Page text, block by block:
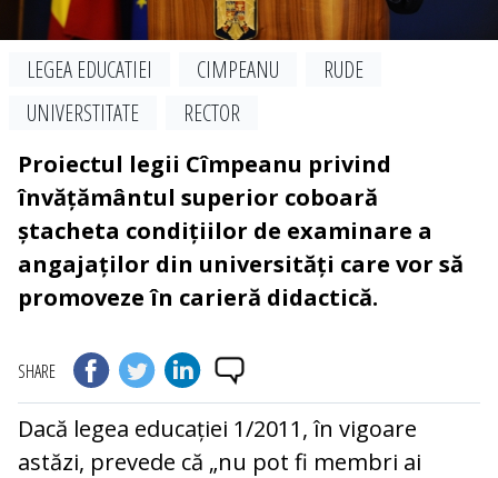
LEGEA EDUCATIEI CIMPEANU
RUDE
UNIVERSTITATE
RECTOR
Proiectul legii Cîmpeanu privind
învățământul superior coboară
ștacheta condițiilor de examinare a
angajaților din universități care vor să
promoveze în carieră didactică.
SHARE
Dacă legea educației 1/2011, în vigoare
astăzi, prevede că „nu pot fi membri ai